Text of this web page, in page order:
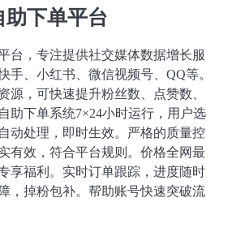
下单平台
台，专注提供社交媒体数据增长服
手、小红书、微信视频号、QQ等。
源，可快速提升粉丝数、点赞数、
助下单系统7×24小时运行，用户选
动处理，即时生效。严格的质量控
有效，符合平台规则。价格全网最
享福利。实时订单跟踪，进度随时
，掉粉包补。帮助账号快速突破流